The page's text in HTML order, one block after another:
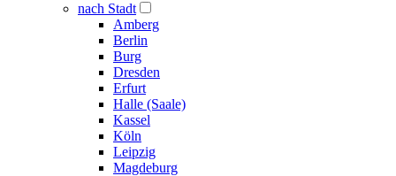
nach Stadt
Amberg
Berlin
Burg
Dresden
Erfurt
Halle (Saale)
Kassel
Köln
Leipzig
Magdeburg